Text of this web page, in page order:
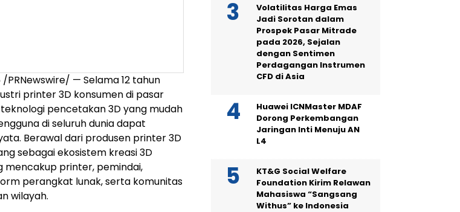
/PRNewswire/ — Selama 12 tahun
printer 3D konsumen di pasar
pencetakan 3D yang mudah
di seluruh dunia dapat
Berawal dari produsen printer 3D
sebagai ekosistem kreasi 3D
mencakup printer, pemindai,
perangkat lunak, serta komunitas
wilayah.
Volatilitas Harga Emas
Jadi Sorotan dalam
Prospek Pasar Mitrade
pada 2026, Sejalan
dengan Sentimen
Perdagangan Instrumen
CFD di Asia
Huawei ICNMaster MDAF
Dorong Perkembangan
Jaringan Inti Menuju AN
L4
KT&G Social Welfare
Foundation Kirim Relawan
Mahasiswa “Sangsang
Withus” ke Indonesia